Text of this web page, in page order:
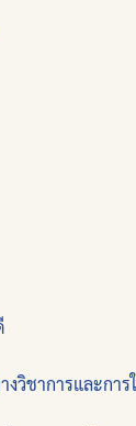
วิชาการและการ